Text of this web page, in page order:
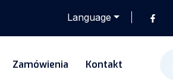
Language
Zamówienia Kontakt